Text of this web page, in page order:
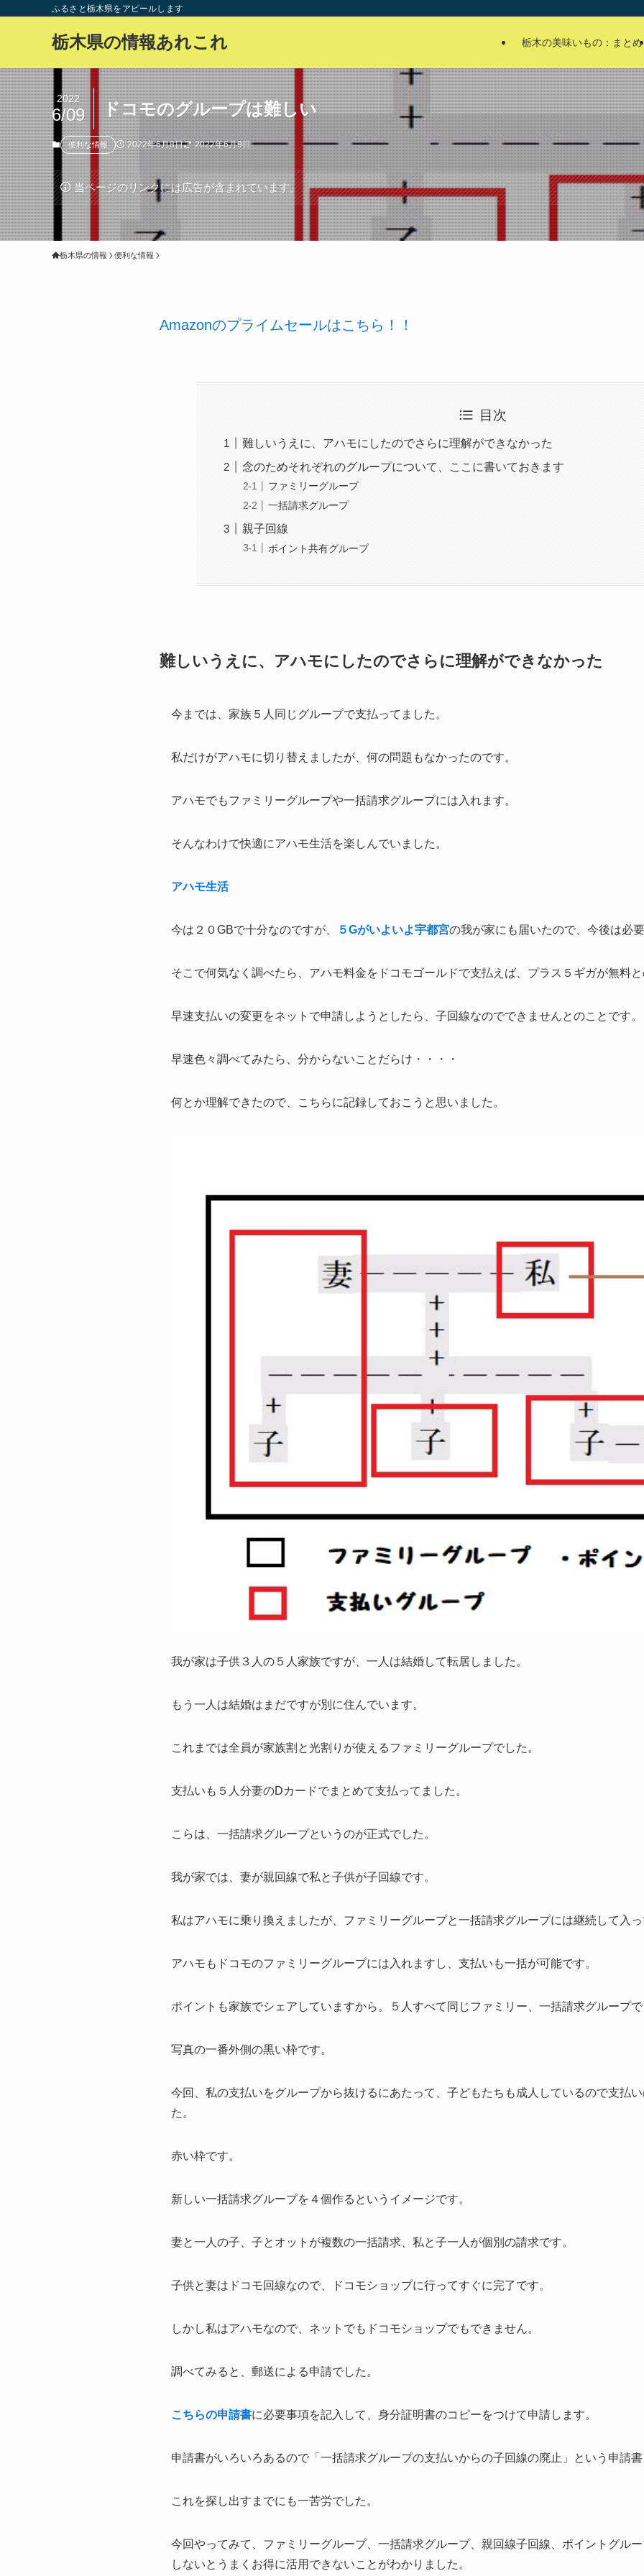
ふるさと栃木県をアピールします
栃木県の情報あれこれ 栃木の美味いもの：まとめ
ドコモのグループは難しい
2022
6/09
便利な情報 2022年6月8日 2022年6月9日
当ページのリンクには広告が含まれています。
栃木県の情報 便利な情報
Amazonのプライムセールはこちら！！
目次
難しいうえに、アハモにしたのでさらに理解ができなかった
念のためそれぞれのグループについて、ここに書いておきます
ファミリーグループ
一括請求グループ
親子回線
ポイント共有グループ
難しいうえに、アハモにしたのでさらに理解ができなかった
今までは、家族５人同じグループで支払ってました。
私だけがアハモに切り替えましたが、何の問題もなかったのです。
アハモでもファミリーグループや一括請求グループには入れます。
そんなわけで快適にアハモ生活を楽しんでいました。
アハモ生活
今は２０GBで十分なのですが、 ５Gがいよいよ宇都宮の我が家にも届いたので、今後は必
そこで何気なく調べたら、アハモ料金をドコモゴールドで支払えば、プラス５ギガが無料
早速支払いの変更をネットで申請しようとしたら、子回線なのでできませんとのことです。
早速色々調べてみたら、分からないことだらけ・・・・
何とか理解できたので、こちらに記録しておこうと思いました。
我が家は子供３人の５人家族ですが、一人は結婚して転居しました。
もう一人は結婚はまだですが別に住んでいます。
これまでは全員が家族割と光割りが使えるファミリーグループでした。
支払いも５人分妻のDカードでまとめて支払ってました。
こらは、一括請求グループというのが正式でした。
我が家では、妻が親回線で私と子供が子回線です。
私はアハモに乗り換えましたが、ファミリーグループと一括請求グループには継続して入
アハモもドコモのファミリーグループには入れますし、支払いも一括が可能です。
ポイントも家族でシェアしていますから。５人すべて同じファミリー、一括請求グループ
写真の一番外側の黒い枠です。
今回、私の支払いをグループから抜けるにあたって、子どもたちも成人しているので支払
た。
赤い枠です。
新しい一括請求グループを４個作るというイメージです。
妻と一人の子、子とオットが複数の一括請求、私と子一人が個別の請求です。
子供と妻はドコモ回線なので、ドコモショップに行ってすぐに完了です。
しかし私はアハモなので、ネットでもドコモショップでもできません。
調べてみると、郵送による申請でした。
こちらの申請書に必要事項を記入して、身分証明書のコピーをつけて申請します。
申請書がいろいろあるので「一括請求グループの支払いからの子回線の廃止」という申請
これを探し出すまでにも一苦労でした。
今回やってみて、ファミリーグループ、一括請求グループ、親回線子回線、ポイントグル
しないとうまくお得に活用できないことがわかりました。